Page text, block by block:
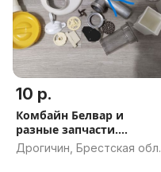
10 р.
Комбайн Белвар и
разные запчасти.
Практически новы
Дрогичин, Брестская обл.